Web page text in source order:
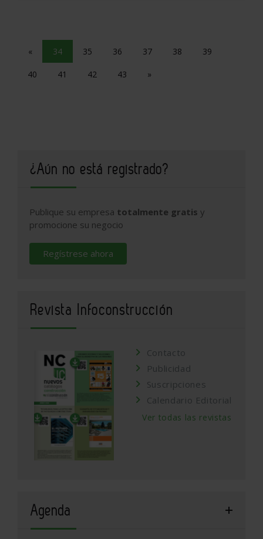
« 34 35 36 37 38 39
40 41 42 43 »
¿Aún no está registrado?
Publique su empresa totalmente gratis y
promocione su negocio
Regístrese ahora
Revista Infoconstrucción
Contacto
Publicidad
Suscripciones
Calendario Editorial
Ver todas las revistas
Agenda